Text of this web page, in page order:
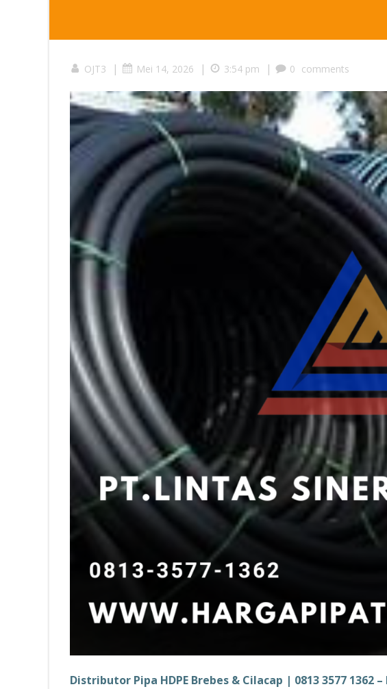
OJT3 | Mei 14, 2026 | 3:54 pm | 0 comments
Distributor Pipa HDPE Brebes & Cilacap | 0813 3577 1362